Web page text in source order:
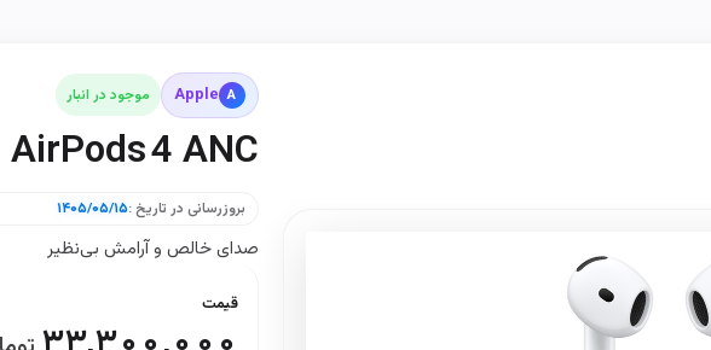
A
Apple موجود در انبار
AirPods 4 ANC
بروزرسانی در تاریخ :۱۴۰۵/۰۵/۱۵
صدای خالص و آرامش بی‌نظیر
قیمت